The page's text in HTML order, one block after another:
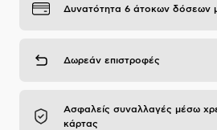
Δυνατότητα 6 άτοκων δόσεων
Δωρεάν επιστροφές
Ασφαλείς συναλλαγές μέσω
κάρτας